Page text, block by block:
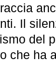
Il
del
che ha